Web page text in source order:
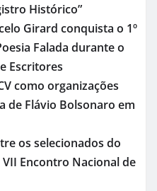
Histórico”
Girard conquista o 1º
Falada durante o
Escritores
como organizações
de Flávio Bolsonaro em
os selecionados do
Encontro Nacional de